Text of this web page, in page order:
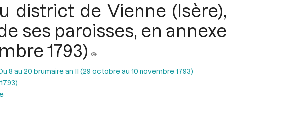
district de Vienne (Isère),
ses paroisses, en annexe
1793)
8 au 20 brumaire an II (29 octobre au 10 novembre 1793)